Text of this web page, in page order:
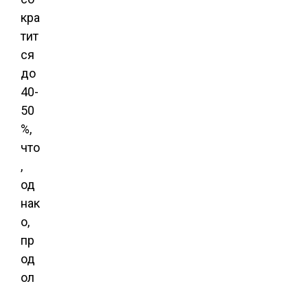
кра
тит
ся
до
40-
50
%,
что
,
од
нак
о,
пр
од
ол